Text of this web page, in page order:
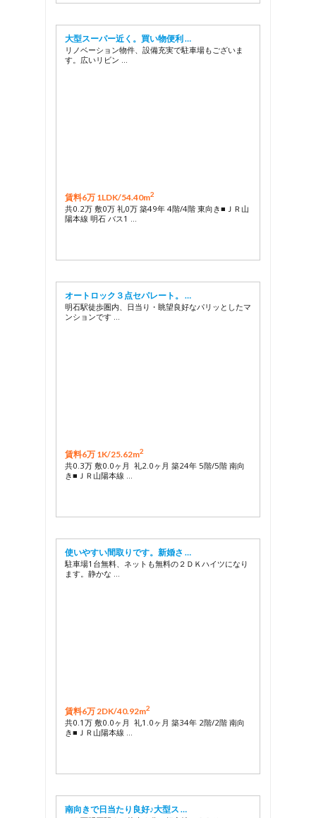
大型スーパー近く。買い物便利 …
リノベーション物件、設備充実で駐車場もございま
す。広いリビン …
賃料6万 1LDK/54.40m2
共0.2万 敷0万 礼0万 築49年 4階/4階 東向き■ＪＲ山
陽本線 明石 バス1 …
オートロック３点セパレート。 …
明石駅徒歩圏内、日当り・眺望良好なパリッとしたマ
ンションです …
賃料6万 1K/25.62m2
共0.3万 敷0.0ヶ月 礼2.0ヶ月 築24年 5階/5階 南向
き■ＪＲ山陽本線 …
使いやすい間取りです。新婚さ …
駐車場1台無料、ネットも無料の２ＤＫハイツになり
ます。静かな …
賃料6万 2DK/40.92m2
共0.1万 敷0.0ヶ月 礼1.0ヶ月 築34年 2階/2階 南向
き■ＪＲ山陽本線 …
南向きで日当たり良好♪大型ス …